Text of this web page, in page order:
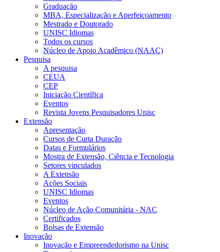
Graduação
MBA, Especialização e Aperfeiçoamento
Mestrado e Doutorado
UNISC Idiomas
Todos os cursos
Núcleo de Apoio Acadêmico (NAAC)
Pesquisa
A pesquisa
CEUA
CEP
Iniciação Científica
Eventos
Revista Jovens Pesquisadores Unisc
Extensão
Apresentação
Cursos de Curta Duração
Datas e Formulários
Mostra de Extensão, Ciência e Tecnologia
Setores vinculados
A Extensão
Ações Sociais
UNISC Idiomas
Eventos
Núcleo de Ação Comunitária - NAC
Certificados
Bolsas de Extensão
Inovação
Inovação e Empreendedorismo na Unisc